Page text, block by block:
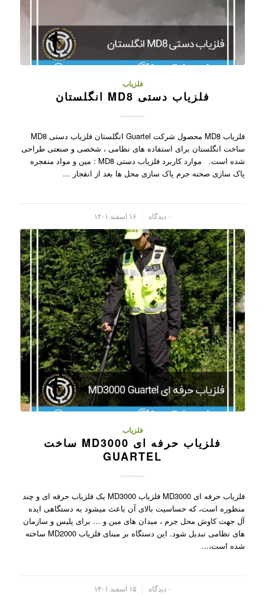
فلزیاب
فلزیاب دستی MD8 انگلستان
فلزیاب MD8 محصول شرکت Guartel انگلستان فلزیاب دستی MD8
ساخت انگلستان برای استفاده های نظامی ، شخصی و صنعتی طراحی
شده است. موارد کاربرد فلزیاب دستی MD8 : مین و مواد منفجره
پاک سازی صحنه جرم پاک سازی محل ها بعد از انفجار …
۰ دیدگاه ۱۶ اسفند ۱۴۰۱
فلزیاب
فلزیاب حرفه ای MD3000 ساخت
GUARTEL
فلزیاب حرفه ای MD3000 فلزیاب MD3000 یک فلزیاب حرفه ای و چند
منظوره است، که حساسیت بالای آن باعث میشود به دستگاهی ایده
آل جهت کاوش محل جرم ، میدان های مین و … برای پلیس و سازمان
های نظامی تبدیل شود. این دستگاه بر مبنای فلزیاب MD2000 ساخته
شده است،…
۰ دیدگاه ۱۵ اسفند ۱۴۰۱